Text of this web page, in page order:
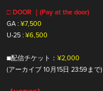
□ DOOR ｜(Pay at the door)
GA : ¥7,500
U-25 : ¥6,500
■配信チケット： ¥2,000
(アーカイブ 10月15日 23:59まで)